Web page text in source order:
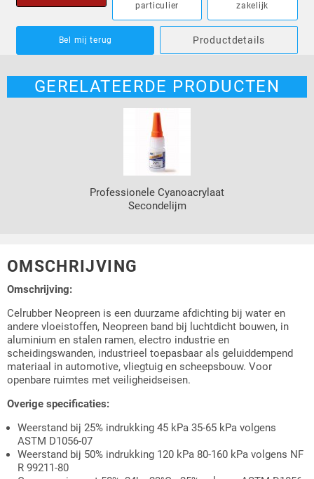
particulier
zakelijk
Bel mij terug Productdetails
GERELATEERDE PRODUCTEN
Professionele Cyanoacrylaat
Secondelijm
OMSCHRIJVING
Omschrijving:
Celrubber Neopreen is een duurzame afdichting bij water en
andere vloeistoffen, Neopreen band bij luchtdicht bouwen, in
aluminium en stalen ramen, electro industrie en
scheidingswanden, industrieel toepasbaar als geluiddempend
materiaal in automotive, vliegtuig en scheepsbouw. Voor
openbare ruimtes met veiligheidseisen.
Overige specificaties:
Weerstand bij 25% indrukking 45 kPa 35-65 kPa volgens
ASTM D1056-07
Weerstand bij 50% indrukking 120 kPa 80-160 kPa volgens NF
R 99211-80